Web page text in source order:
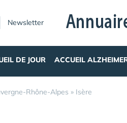
Newsletter
DE JOUR ACCUEIL
Rhône-Alpes » Isère